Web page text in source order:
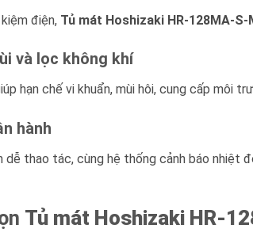
điện, Tủ mát Hoshizaki HR-128MA-S-
và lọc không khí
hạn chế vi khuẩn, mùi hôi, cung cấp môi
hành
dễ thao tác, cùng hệ thống cảnh báo nhiệt
Tủ mát Hoshizaki HR-